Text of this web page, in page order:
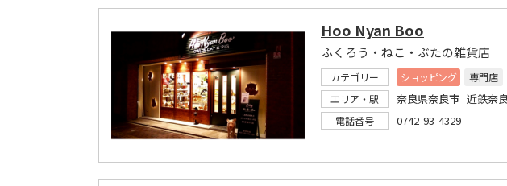
Hoo Nyan Boo
ふくろう・ねこ・ぶたの雑貨店
カテゴリー ショッピング
専門店
エリア・駅
奈良県奈良市 近鉄奈
電話番号 0742-93-4329